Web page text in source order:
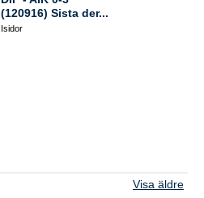
(120916) Sista der...
Isidor
Visa äldre